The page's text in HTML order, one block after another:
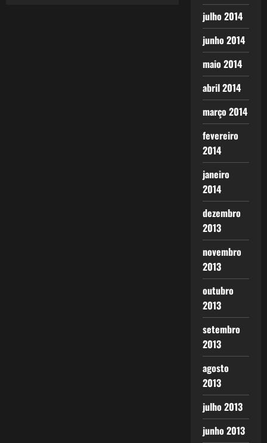
julho 2014
junho 2014
maio 2014
abril 2014
março 2014
fevereiro
2014
janeiro
2014
dezembro
2013
novembro
2013
outubro
2013
setembro
2013
agosto
2013
julho 2013
junho 2013